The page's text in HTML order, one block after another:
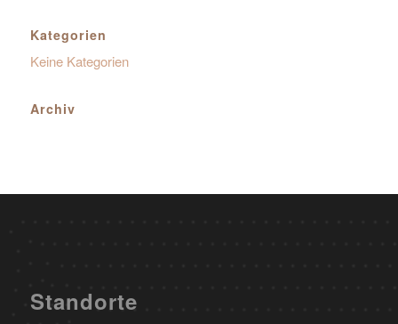
Kategorien
Keine Kategorien
Archiv
Standorte